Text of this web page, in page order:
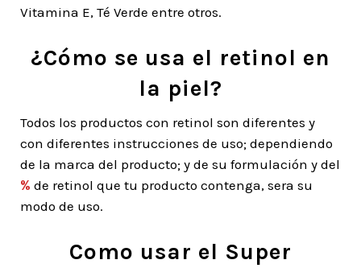
Vitamina E, Té Verde entre otros.
¿Cómo se usa el retinol en
la piel?
Todos los productos con retinol son diferentes y
con diferentes instrucciones de uso; dependiendo
de la marca del producto; y de su formulación y del
% de retinol que tu producto contenga, sera su
modo de uso.
Como usar el Super